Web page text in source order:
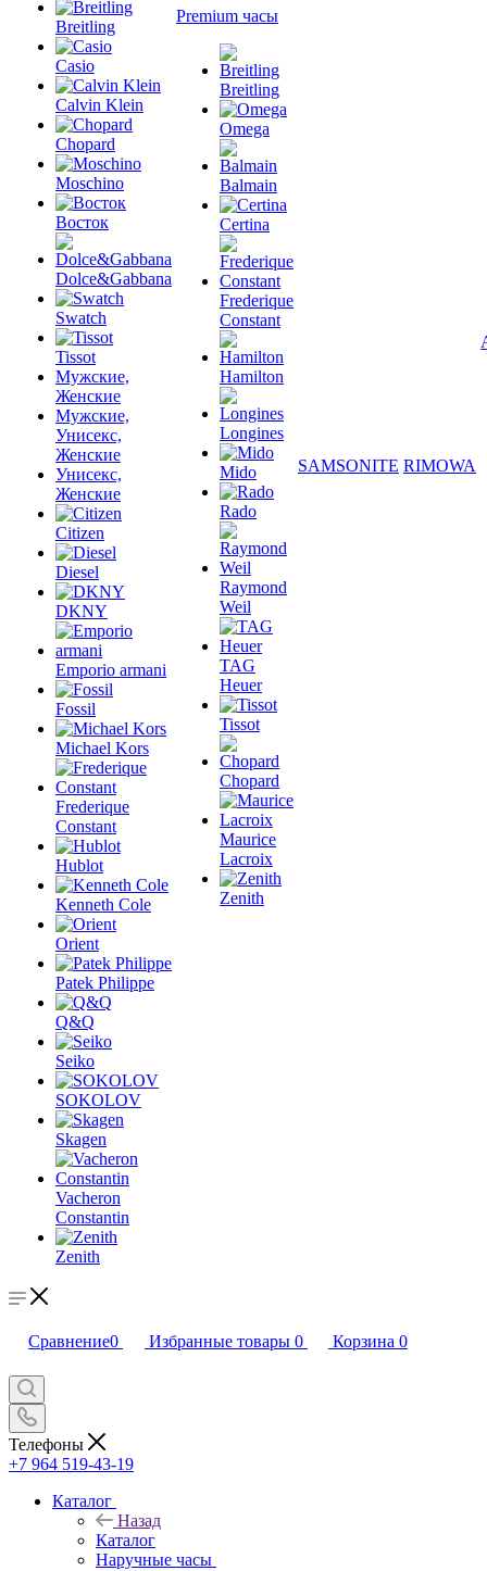
Breitling
Casio
Calvin Klein
Chopard
Moschino
Восток
Dolce&Gabbana
Swatch
Tissot
Мужские,
Женские
Мужские,
Унисекс,
Женские
Унисекс,
Женские
Citizen
Diesel
DKNY
Emporio armani
Fossil
Michael Kors
Frederique
Constant
Hublot
Kenneth Cole
Orient
Patek Philippe
Q&Q
Seiko
SOKOLOV
Skagen
Vacheron
Constantin
Zenith
Premium часы
Breitling
Omega
Balmain
Certina
Frederique
Constant
Hamilton
Longines
Mido
Rado
Raymond
Weil
TAG
Heuer
Tissot
Chopard
Maurice
Lacroix
Zenith
SAMSONITE RIMOWA
Сравнение0 Избранные товары 0 Корзина 0
Телефоны
+7 964 519-43-19
Каталог
Назад
Каталог
Наручные часы